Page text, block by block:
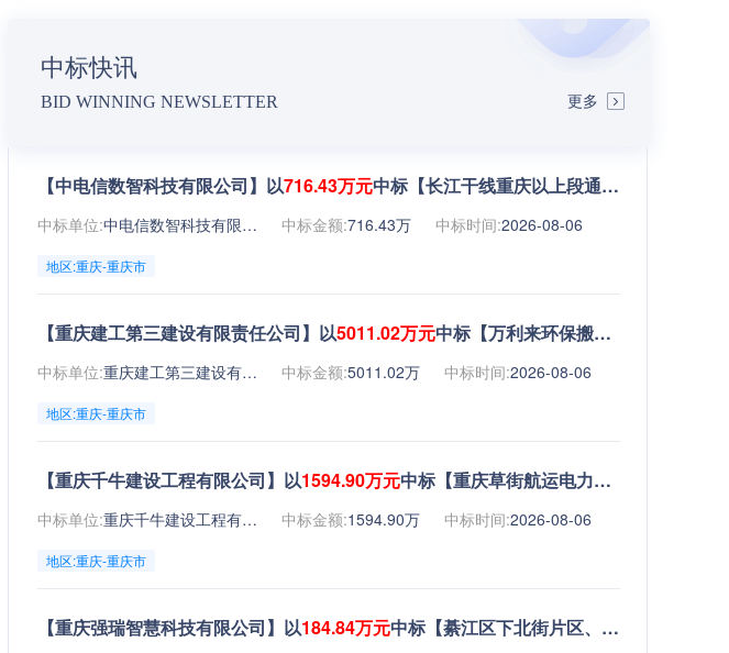
中标快讯
BID WINNING NEWSLETTER 更多
【中电信数智科技有限公司】以716.43万元中标【长江干线重庆以上段通信系统改扩建工程（重庆至宜宾船岸VHF通信系统升级改造工程）VHF通信系统】
中标单位: 中电信数智科技有限公司 中标金额:716.43万 中标时间:2026-08-06
地区:重庆-重庆市
【重庆建工第三建设有限责任公司】以5011.02万元中标【万利来环保搬迁项目--土建工程】
中标单位: 重庆建工第三建设有限责任公司 中标金额:5011.02万 中标时间:2026-08-06
地区:重庆-重庆市
【重庆千牛建设工程有限公司】以1594.90万元中标【重庆草街航运电力开发有限公司管理用房改造及装修施工项目】
中标单位: 重庆千牛建设工程有限公司 中标金额:1594.90万 中标时间:2026-08-06
地区:重庆-重庆市
【重庆强瑞智慧科技有限公司】以184.84万元中标【綦江区下北街片区、下关王片区、文昌宫片区城市更新及老旧小区改造项目下北街及文昌宫片区灯饰工程专业分包】